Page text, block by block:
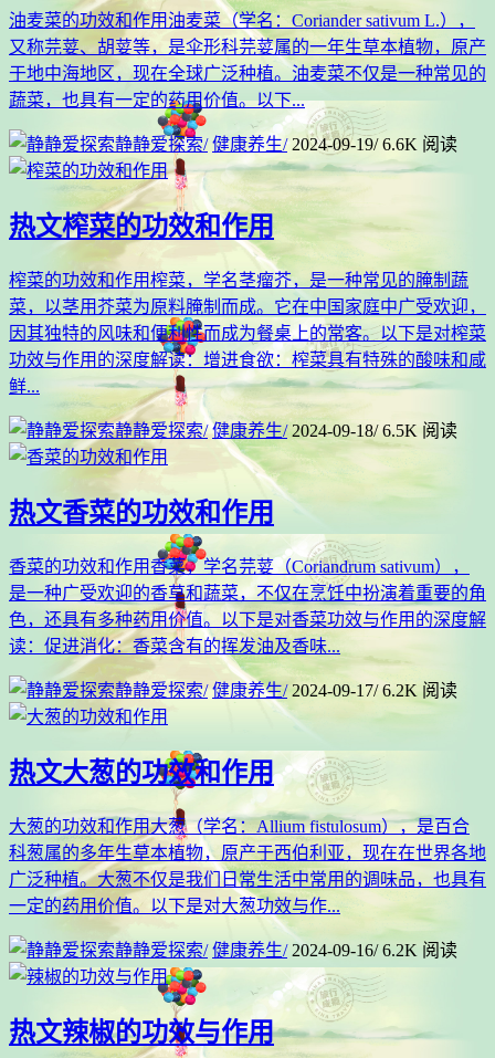
油麦菜的功效和作用油麦菜（学名：Coriander sativum L.），
又称芫荽、胡荽等，是伞形科芫荽属的一年生草本植物，原产
于地中海地区，现在全球广泛种植。油麦菜不仅是一种常见的
蔬菜，也具有一定的药用价值。以下...
静静爱探索/ 健康养生/ 2024-09-19/ 6.6K 阅读
热文榨菜的功效和作用
榨菜的功效和作用榨菜，学名茎瘤芥，是一种常见的腌制蔬
菜，以茎用芥菜为原料腌制而成。它在中国家庭中广受欢迎，
因其独特的风味和便利性而成为餐桌上的常客。以下是对榨菜
功效与作用的深度解读：增进食欲：榨菜具有特殊的酸味和咸
鲜...
静静爱探索/ 健康养生/ 2024-09-18/ 6.5K 阅读
热文香菜的功效和作用
香菜的功效和作用香菜，学名芫荽（Coriandrum sativum），
是一种广受欢迎的香草和蔬菜，不仅在烹饪中扮演着重要的角
色，还具有多种药用价值。以下是对香菜功效与作用的深度解
读：促进消化：香菜含有的挥发油及香味...
静静爱探索/ 健康养生/ 2024-09-17/ 6.2K 阅读
热文大葱的功效和作用
大葱的功效和作用大葱（学名：Allium fistulosum），是百合
科葱属的多年生草本植物，原产于西伯利亚，现在在世界各地
广泛种植。大葱不仅是我们日常生活中常用的调味品，也具有
一定的药用价值。以下是对大葱功效与作...
静静爱探索/ 健康养生/ 2024-09-16/ 6.2K 阅读
热文辣椒的功效与作用